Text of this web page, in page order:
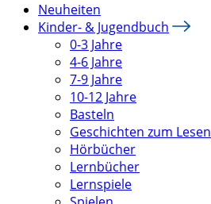
Neuheiten
Kinder- & Jugendbuch
0-3 Jahre
4-6 Jahre
7-9 Jahre
10-12 Jahre
Basteln
Geschichten zum Lesen
Hörbücher
Lernbücher
Lernspiele